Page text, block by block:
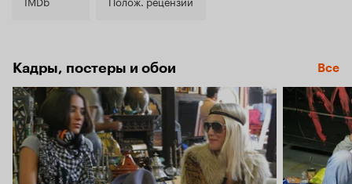
Кадры, постеры и обои Все